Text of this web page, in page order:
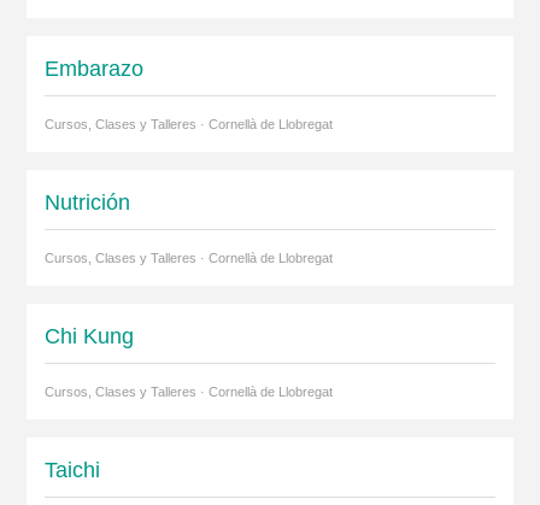
Embarazo
Cursos, Clases y Talleres · Cornellà de Llobregat
Nutrición
Cursos, Clases y Talleres · Cornellà de Llobregat
Chi Kung
Cursos, Clases y Talleres · Cornellà de Llobregat
Taichi